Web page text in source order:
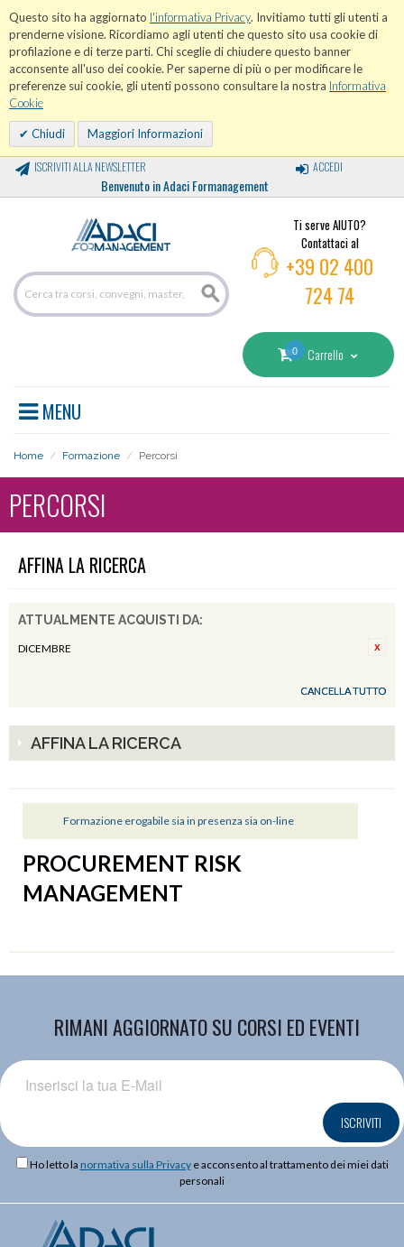
Questo sito ha aggiornato l'informativa Privacy. Invitiamo tutti gli utenti a
prenderne visione. Ricordiamo agli utenti che questo sito usa cookie di
profilazione e di terze parti. Chi sceglie di chiudere questo banner
acconsente all'uso dei cookie. Per saperne di più o per modificare le
preferenze sui cookie, gli utenti possono consultare la nostra Informativa
Cookie
Chiudi Maggiori Informazioni
ISCRIVITI ALLA NEWSLETTER
Benvenuto in Adaci Formanagement
ACCEDI
Ti serve AIUTO?
Contattaci al
+39 02 400
724 74
0 Carrello
MENU
Home / Formazione / Percorsi
PERCORSI
AFFINA LA RICERCA
ATTUALMENTE ACQUISTI DA:
DICEMBRE
CANCELLA TUTTO
AFFINA LA RICERCA
Formazione erogabile sia in presenza sia on-line
PROCUREMENT RISK
MANAGEMENT
RIMANI AGGIORNATO SU CORSI ED EVENTI
ISCRIVITI
Ho letto la normativa sulla Privacye acconsento al trattamento dei miei dati
personali